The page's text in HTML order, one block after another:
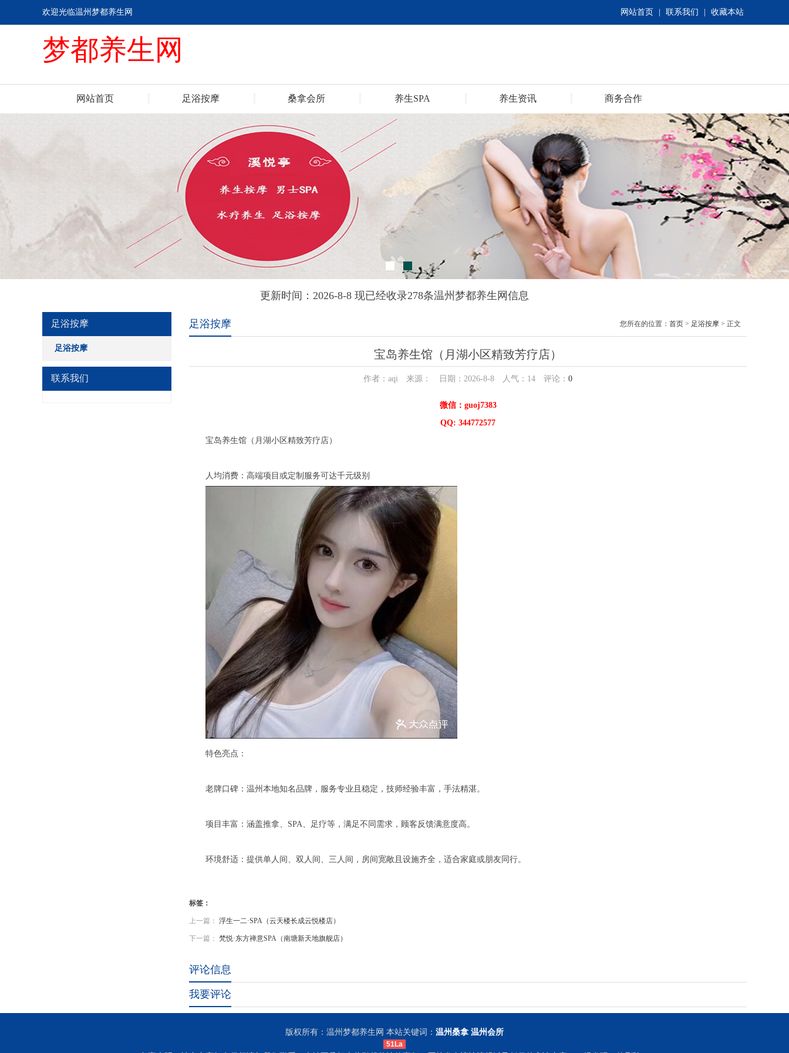
网站首页 联系我们 收藏本站
欢迎光临温州梦都养生网
梦都养生网
网站首页 足浴按摩 桑拿会所 养生SPA 养生资讯 商务合作
更新时间：2026-8-8 现已经收录278条温州梦都养生网信息
足浴按摩
足浴按摩
联系我们
足浴按摩 您所在的位置： 首页 > 足浴按摩 > 正文
宝岛养生馆（月湖小区精致芳疗店）
作者：aqi 来源： 日期：2026-8-8 人气： 14 评论： 0
微信：guoj7383
QQ: 344772577
宝岛养生馆（月湖小区精致芳疗店）
人均消费：高端项目或定制服务可达千元级别
特色亮点：
老牌口碑：温州本地知名品牌，服务专业且稳定，技师经验丰富，手法精湛。
项目丰富：涵盖推拿、SPA、足疗等，满足不同需求，顾客反馈满意度高。
环境舒适：提供单人间、双人间、三人间，房间宽敞且设施齐全，适合家庭或朋友同行。
标签：
上一篇： 浮生一二·SPA（云天楼长成云悦楼店）
下一篇： 梵悦·东方禅意SPA（南塘新天地旗舰店）
评论信息
我要评论
版权所有：温州梦都养生网 本站关键词： 温州桑拿 温州会所
51La